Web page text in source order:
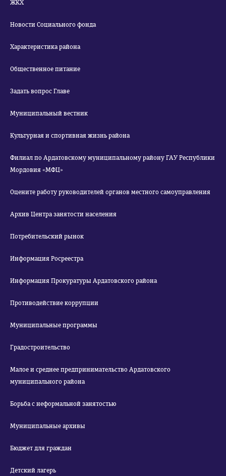
ЖКХ
Новости Социального фонда
Характеристика района
Общественное питание
Задать вопрос Главе
Муниципальный вестник
Культурная и спортивная жизнь района
Филиал по Ардатовскому муниципальному району ГАУ Республики
Мордовия «МФЦ»
Оцените работу руководителей органов местного самоуправления
Архив Центра занятости населения
Потребительский рынок
Информация Росреестра
Информация Прокуратуры Ардатовского района
Противодействие коррупции
Муниципальные программы
Градостроительство
Малое и среднее предпринимательство Ардатовского
муниципального района
Борьба с неформальной занятостью
Муниципальные архивы
Бюджет для граждан
Детский лагерь